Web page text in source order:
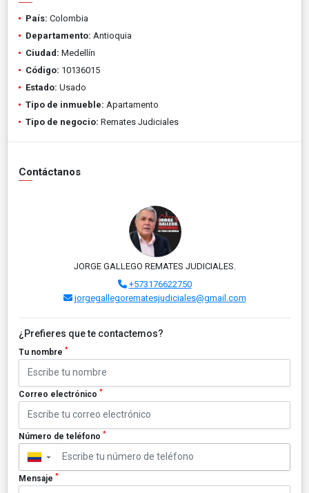
País: Colombia
Departamento: Antioquia
Ciudad: Medellín
Código: 10136015
Estado: Usado
Tipo de inmueble: Apartamento
Tipo de negocio: Remates Judiciales
Contáctanos
JORGE GALLEGO REMATES JUDICIALES.
+573176622750
jorgegallegorematesjudiciales@gmail.com
¿Prefieres que te contactemos?
Tu nombre *
Correo electrónico *
Número de teléfono *
▼
Mensaje *